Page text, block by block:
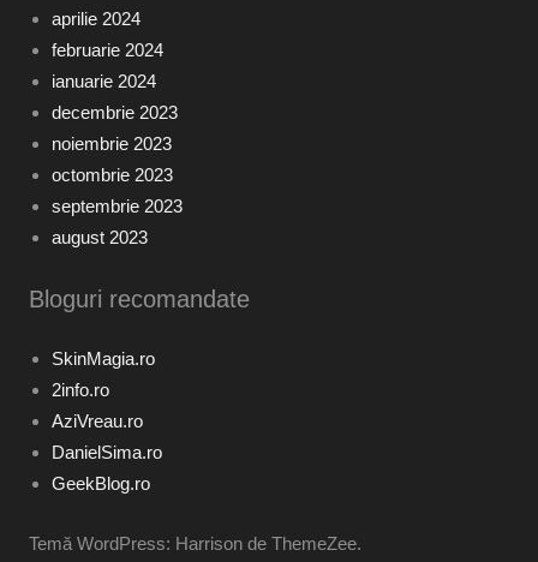
aprilie 2024
februarie 2024
ianuarie 2024
decembrie 2023
noiembrie 2023
octombrie 2023
septembrie 2023
august 2023
Bloguri recomandate
SkinMagia.ro
2info.ro
AziVreau.ro
DanielSima.ro
GeekBlog.ro
Temă WordPress: Harrison de ThemeZee.